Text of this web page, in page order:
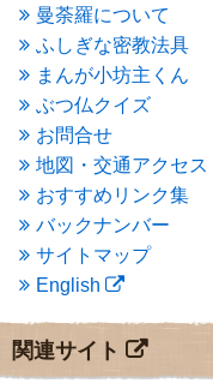
2015年5月(1)
2015年4月(1)
2015年3月 (3)
2015年2月(3)
2015年1月(1)
2014年12月
2014年9月(1)
2014年5月 (1)
2014年4月
2014年1月(1)
2013年11月 (4)
2013年10月
2013年8月
(7)
2013年7月
(7)
曼荼羅について
ふしぎな密教法具
まんが小坊主くん
ぶつ仏クイズ
お問合せ
地図・交通アクセス
おすすめリンク集
バックナンバー
サイトマップ
English
関連サイト